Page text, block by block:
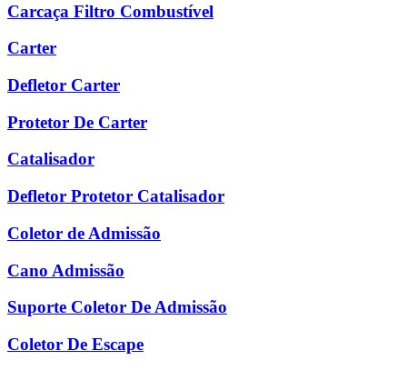
Carcaça Filtro Combustível
Carter
Defletor Carter
Protetor De Carter
Catalisador
Defletor Protetor Catalisador
Coletor de Admissão
Cano Admissão
Suporte Coletor De Admissão
Coletor De Escape